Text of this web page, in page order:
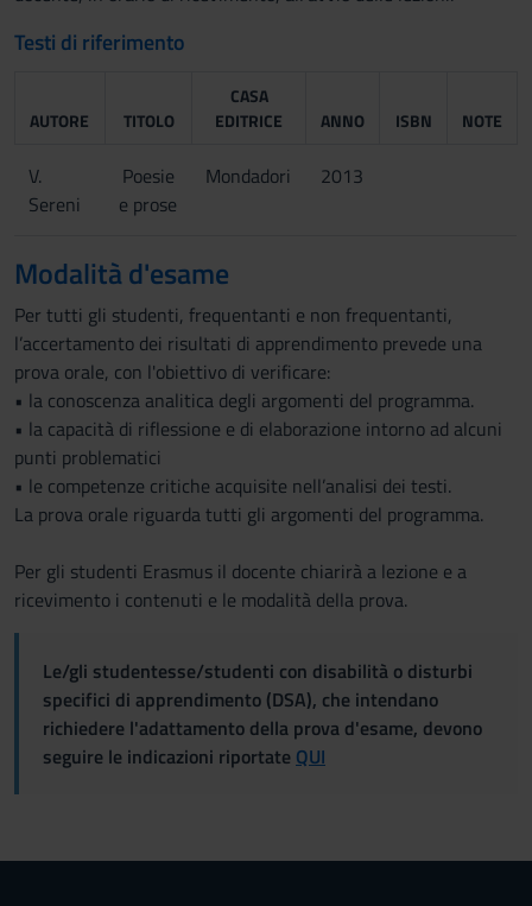
Testi di riferimento
AUTORE TITOLO
CASA
EDITRICE
ANNO ISBN NOTE
V.
Sereni
Poesie
e prose
Mondadori 2013
Modalità d'esame
Per tutti gli studenti, frequentanti e non frequentanti,
l’accertamento dei risultati di apprendimento prevede una
prova orale, con l'obiettivo di verificare:
• la conoscenza analitica degli argomenti del programma.
• la capacità di riflessione e di elaborazione intorno ad alcuni
punti problematici
• le competenze critiche acquisite nell’analisi dei testi.
La prova orale riguarda tutti gli argomenti del programma.
Per gli studenti Erasmus il docente chiarirà a lezione e a
ricevimento i contenuti e le modalità della prova.
Le/gli studentesse/studenti con disabilità o disturbi
specifici di apprendimento (DSA), che intendano
richiedere l'adattamento della prova d'esame, devono
seguire le indicazioni riportate QUI